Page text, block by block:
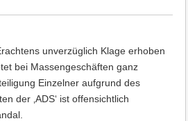
unverzüglich Klage erhoben
bei Massengeschäften ganz
Einzelner aufgrund des
der ‚ADS‘ ist offensichtlich